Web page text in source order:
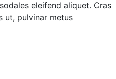
eleifend aliquet. Cras
ut, pulvinar metus